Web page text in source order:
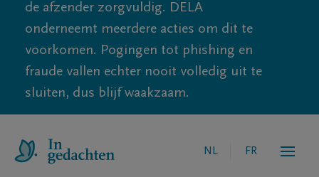
de afzender zorgvuldig. DELA
onderneemt meerdere acties om dit te
voorkomen. Pogingen tot phishing en
fraude vallen echter nooit volledig uit te
sluiten, dus blijf waakzaam.
NL FR